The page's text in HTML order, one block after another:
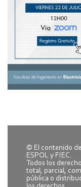
© El contenido
ESPOL y FIEC.
Todos los
total, parcial,
pública o